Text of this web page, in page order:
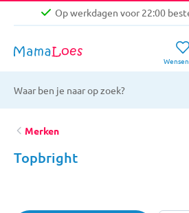
Op werkdagen voor 22:00
Gratis verzending
Op werkdagen voor 22:00
Merken
Topbright